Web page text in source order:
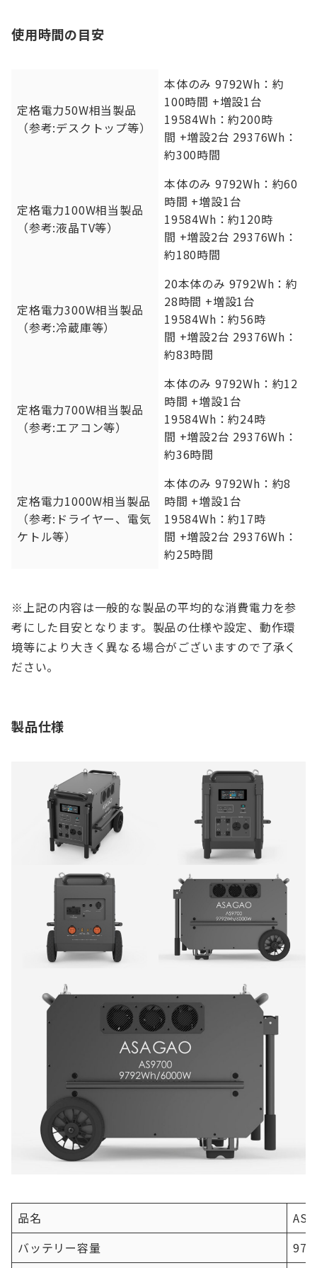
使用時間の目安
定格電力50W相当製品
（参考:デスクトップ等）
本体のみ 9792Wh：約
100時間 +増設1台
19584Wh：約200時
間 +増設2台 29376Wh：
約300時間
定格電力100W相当製品
（参考:液晶TV等）
本体のみ 9792Wh：約60
時間 +増設1台
19584Wh：約120時
間 +増設2台 29376Wh：
約180時間
定格電力300W相当製品
（参考:冷蔵庫等）
20本体のみ 9792Wh：約
28時間 +増設1台
19584Wh：約56時
間 +増設2台 29376Wh：
約83時間
定格電力700W相当製品
（参考:エアコン等）
本体のみ 9792Wh：約12
時間 +増設1台
19584Wh：約24時
間 +増設2台 29376Wh：
約36時間
定格電力1000W相当製品
（参考:ドライヤー、電気
ケトル等）
本体のみ 9792Wh：約8
時間 +増設1台
19584Wh：約17時
間 +増設2台 29376Wh：
約25時間
※上記の内容は一般的な製品の平均的な消費電力を参
考にした目安となります。製品の仕様や設定、動作環
境等により大きく異なる場合がございますので了承く
ださい。
製品仕様
品名
バッテリー容量